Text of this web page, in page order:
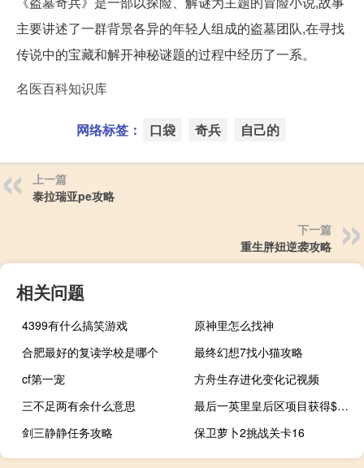
主要讲述了一群背景各异的年轻人组成的盗墓团队,在寻找
传说中的宝藏和解开神秘谜题的过程中经历了一系。
名医百科知识库
网络标签： 口袋 奇兵 自己的
上一篇
泰拉瑞亚pe攻略
下一篇
重生胖妞逆袭攻略
相关问题
4399有什么搞笑游戏
原神里怎么找神
合肥最好的复读学校是哪个
最终幻想7找小猫攻略
cf第一宠
方舟生存进化变化记视频
三不足两有余什么意思
最后一英里皇后区项目获得$155M贷款
剑三静静任务攻略
保卫萝卜2挑战关卡16